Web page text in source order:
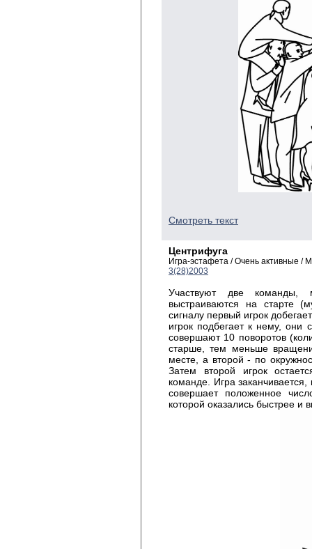
Смотреть текст
Центрифуга
Игра-эстафета / Очень активные /
3(28)2003
Участвуют две
выстраиваются на старте
сигналу первый игрок
игрок подбегает к нему, они
совершают 10 поворотов
старше, тем меньше
месте, а второй - по
Затем второй игрок
команде. Игра
совершает положенное
которой оказались быстрее и